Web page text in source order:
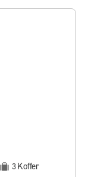
3Koffer